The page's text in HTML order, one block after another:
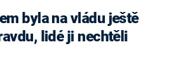
byla na vládu ještě
lidé ji nechtěli